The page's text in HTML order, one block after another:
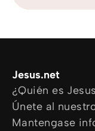
Jesus.net
¿Quién es
Únete al
Mantengase